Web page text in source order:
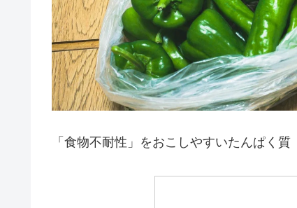
「食物不耐性」をおこしやすいたんぱく質